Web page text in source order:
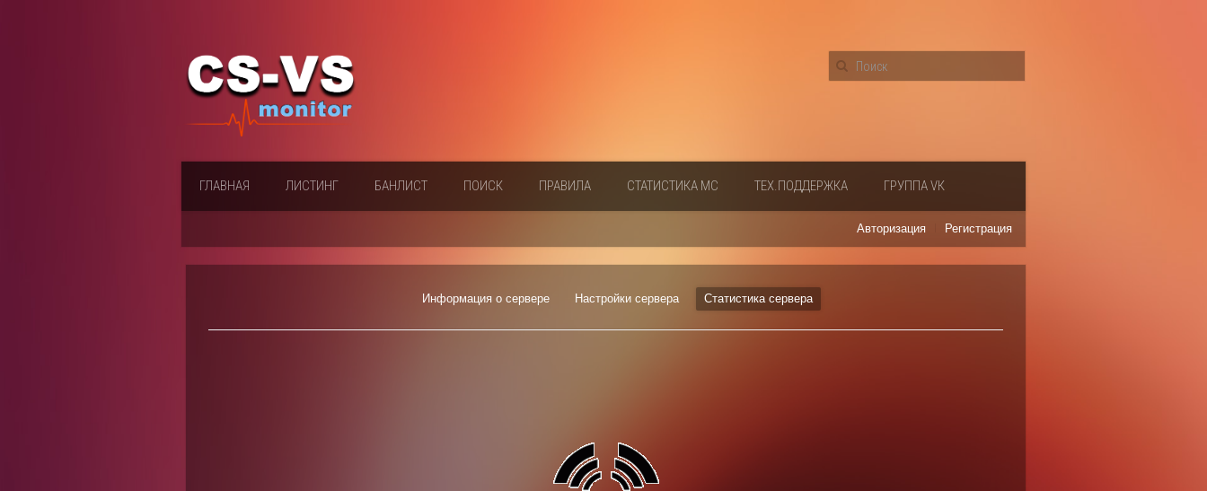
ГЛАВНАЯ ЛИСТИНГ БАНЛИСТ ПОИСК ПРАВИЛА СТАТИСТИКА МС ТЕХ.ПОДДЕРЖКА ГРУППА VК
Авторизация Регистрация
Информация о сервере Настройки сервера Статистика сервера